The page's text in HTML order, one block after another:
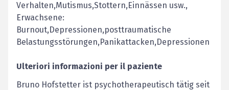
Verhalten,Mutismus,Stottern,Einnässen usw.,
Erwachsene:
Burnout,Depressionen,posttraumatische
Belastungsstörungen,Panikattacken,Depressionen
Ulteriori informazioni per il paziente
Bruno Hofstetter ist psychotherapeutisch tätig seit